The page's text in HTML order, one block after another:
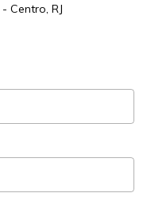
Centro, RJ